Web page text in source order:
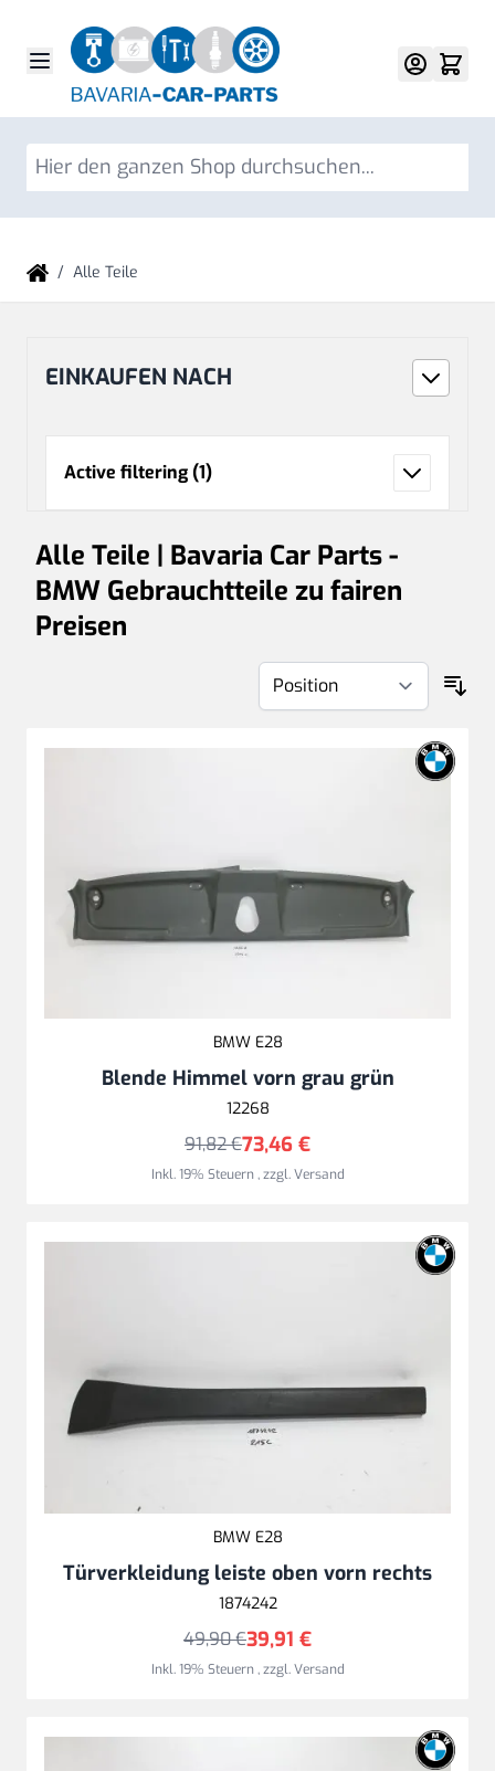
/ Alle Teile
EINKAUFEN NACH
Active filtering (1)
Alle Teile | Bavaria Car Parts -
BMW Gebrauchtteile zu fairen
Preisen
BMW E28
Blende Himmel vorn grau grün
12268
73,46 €
91,82 €
Inkl. 19% Steuern,zzgl.Versand
BMW E28
Türverkleidung leiste oben vorn rechts
1874242
39,91 €
49,90 €
Inkl. 19% Steuern,zzgl.Versand